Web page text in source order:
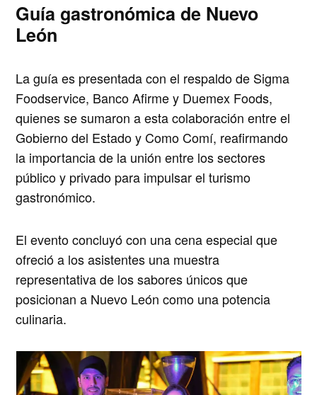
Guía gastronómica de Nuevo
León
La guía es presentada con el respaldo de Sigma
Foodservice, Banco Afirme y Duemex Foods,
quienes se sumaron a esta colaboración entre el
Gobierno del Estado y Como Comí, reafirmando
la importancia de la unión entre los sectores
público y privado para impulsar el turismo
gastronómico.
El evento concluyó con una cena especial que
ofreció a los asistentes una muestra
representativa de los sabores únicos que
posicionan a Nuevo León como una potencia
culinaria.